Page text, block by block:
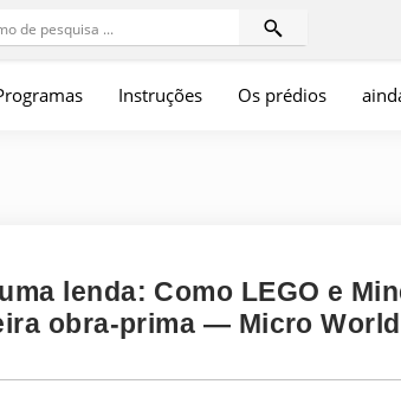
Instruções Os prédios
lenda: Como LEGO e
obra-prima — Micro World